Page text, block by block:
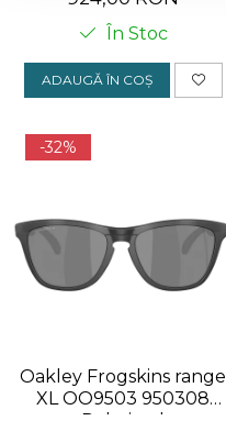
În Stoc
ADAUGĂ ÎN COȘ
-32%
Oakley Frogskins range
XL OO9503 950308
Polarized